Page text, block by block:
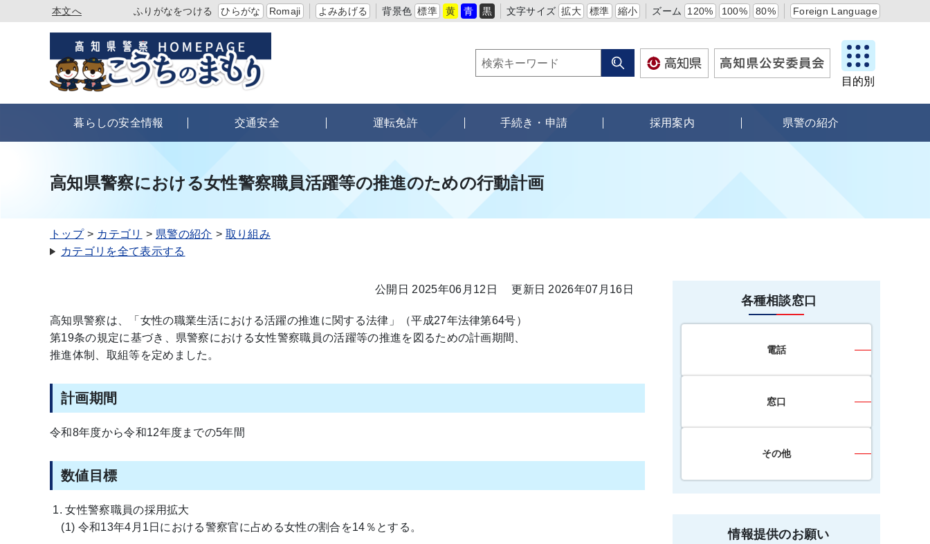
本文へ ふりがなをつける ひらがな Romaji よみあげる 背景色 標準 黄 青 黒 文字サイズ 拡大 標準 縮小 ズーム 120% 100% 80% Foreign Language
目的別
暮らしの安全情報 交通安全 運転免許 手続き・申請 採用案内 県警の紹介
高知県警察における女性警察職員活躍等の推進のための行動計画
トップ カテゴリ 県警の紹介
取り組み
カテゴリを全て表示する
公開日 2025年06月12日 更新日 2026年07月16日
高知県警察は、「女性の職業生活における活躍の推進に関する法律」（平成27年法律第64号）
第19条の規定に基づき、県警察における女性警察職員の活躍等の推進を図るための計画期間、
推進体制、取組等を定めました。
計画期間
令和8年度から令和12年度までの5年間
数値目標
1. 女性警察職員の採用拡大
(1) 令和13年4月1日における警察官に占める女性の割合を14％とする。
各種相談窓口
電話
窓口
その他
情報提供のお願い